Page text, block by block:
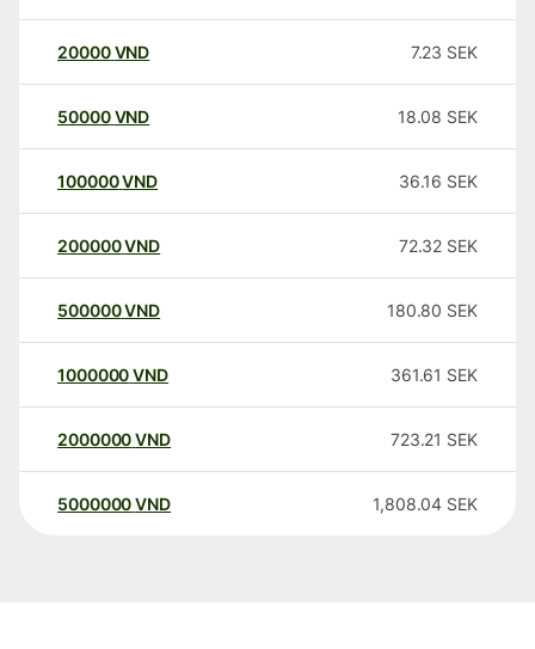
20000 VND 7.23 SEK
50000 VND 18.08 SEK
100000VND 36.16 SEK
200000VND 72.32 SEK
500000VND 180.80 SEK
1000000VND 361.61 SEK
2000000VND 723.21 SEK
5000000VND 1,808.04 SEK